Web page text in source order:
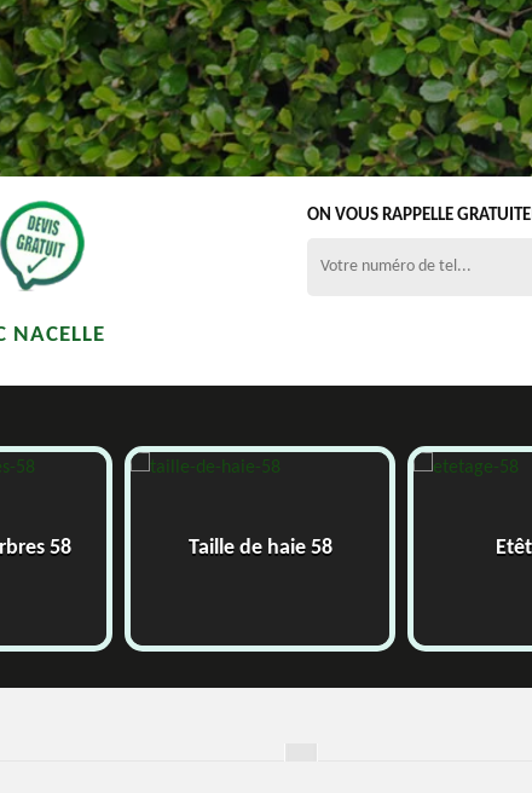
NACELLE
ON VOUS RAPPELLE
58 Taille de haie 58